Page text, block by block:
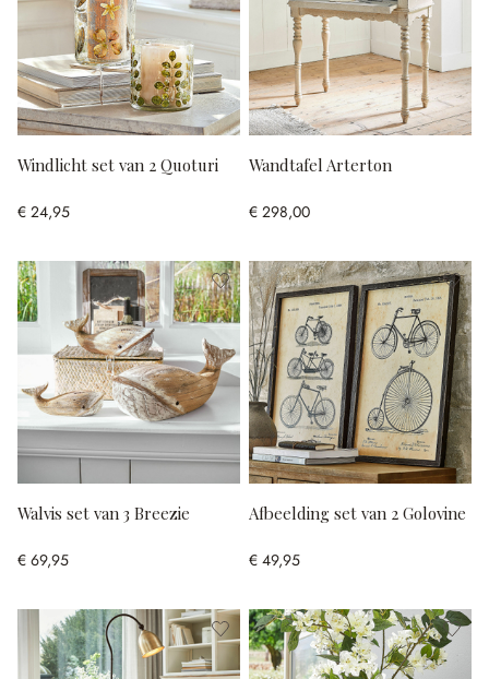
Windlicht set van 2 Quoturi
€ 24,95
Wandtafel Arterton
€ 298,00
Walvis set van 3 Breezie
€ 69,95
Afbeelding set van 2 Golovine
€ 49,95